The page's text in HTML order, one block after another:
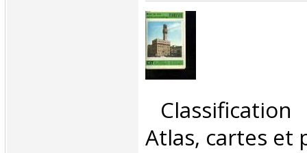
Atlas, cartes et